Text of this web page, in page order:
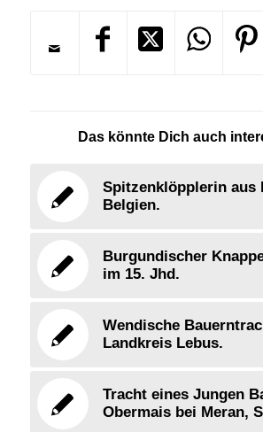
Das könnte Dich auch
Spitzenklöpplerin aus
Belgien.
Burgundischer
im 15. Jhd.
Wendische
Landkreis Lebus.
Tracht eines Jungen
Obermais bei Meran,